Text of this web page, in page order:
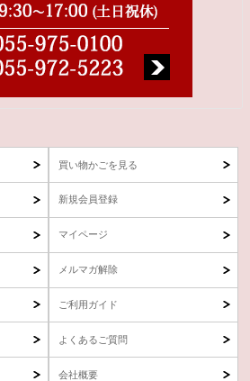
買い物かごを見る
新規会員登録
マイページ
メルマガ解除
ご利用ガイド
よくあるご質問
会社概要